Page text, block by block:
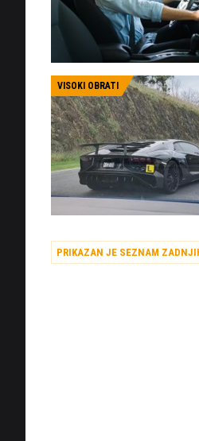
VISOKI OBRATI
PRIKAZAN JE SEZNAM